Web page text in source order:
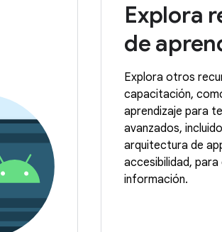
Explora
de
Explora otros
capacitación,
aprendizaje para
avanzados,
arquitectura de
accesibilidad,
información.